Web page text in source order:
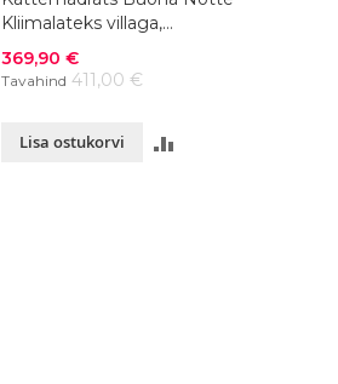
Kliimalateks villaga,
120x200xK9 cm, värvivalik
Soodushind
369,90 €
Tavahind 411,00 €
Lisa ostukorvi